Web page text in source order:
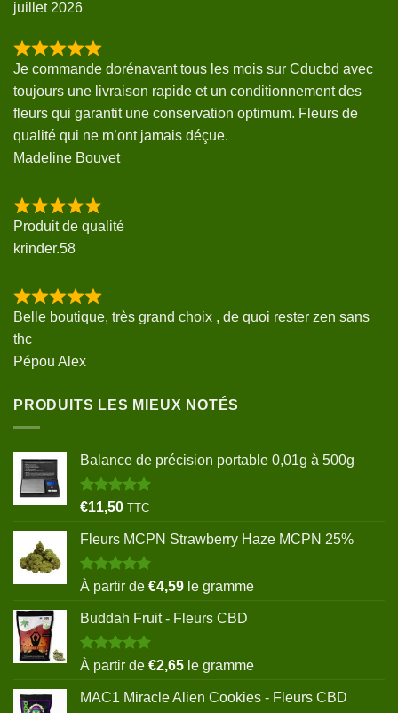
juillet 2026
Je commande dorénavant tous les mois sur Cducbd avec
toujours une livraison rapide et un conditionnement des
fleurs qui garantit une conservation optimum. Fleurs de
qualité qui ne m’ont jamais déçue.
Madeline Bouvet
Produit de qualité
krinder.58
Belle boutique, très grand choix , de quoi rester zen sans
thc
Pépou Alex
PRODUITS LES MIEUX NOTÉS
Balance de précision portable 0,01g à 500g
Note5.00
sur 5
€11,50 TTC
Fleurs MCPN Strawberry Haze MCPN 25%
Note5.00
sur 5
À partir de €4,59 le gramme
Buddah Fruit - Fleurs CBD
Note5.00
sur 5
À partir de €2,65 le gramme
MAC1 Miracle Alien Cookies - Fleurs CBD